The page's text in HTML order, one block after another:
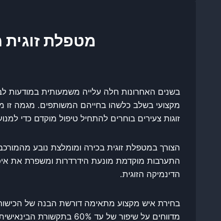
מטפלת זוגית
מקצועי בשלב כלשהו בחייהם המשותפים. מגמה זו
זוגות צעירים בוחרים להתחיל טיפול מוקדם כדי
הצורך במטפלת זוגית בכירה ומומלצת נובע
התערבות מוקדמת מונעת הידרדרות ומשפרת את
הדינמיקה הזוגית.
מדווחים על שיפור של עד 60% בתקשורת הבינאישית. שיפור זה תורם גם להפחתת מתחים יומיומיים ולשיפור בתחושת הסיפוק הכללית.